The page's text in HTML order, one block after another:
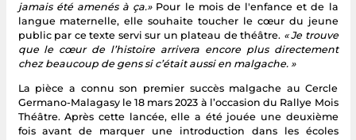
jamais été amenés à ça.»Pour le mois de l'enfance et de la
langue maternelle, elle souhaite toucher le cœur du jeune
public par ce texte servi sur un plateau de théâtre. « Je trouve
que le cœur de l’histoire arrivera encore plus directement
chez beaucoup de gens si c’était aussi en malgache. »
La pièce a connu son premier succès malgache au Cercle
Germano-Malagasy le 18 mars 2023 à l’occasion du Rallye Mois
Théâtre. Après cette lancée, elle a été jouée une deuxième
fois avant de marquer une introduction dans les écoles